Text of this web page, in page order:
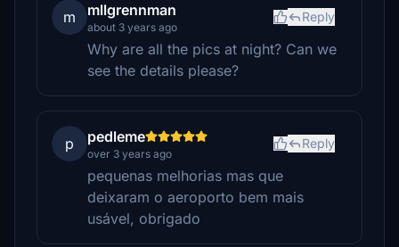
m mllgrennman
about 3 years ago
Reply
Why are all the pics at night? Can we
see the details please?
p pedleme
over 3 years ago
Reply
pequenas melhorias mas que
deixaram o aeroporto bem mais
usável, obrigado